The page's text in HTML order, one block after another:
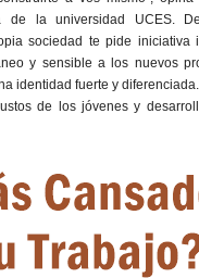
de la universidad UCES.
sociedad te pide iniciativa
y sensible a los nuevos
identidad fuerte y
de los jóvenes y